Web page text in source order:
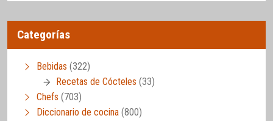
Categorías
Bebidas (322)
Recetas de Cócteles (33)
Chefs (703)
Diccionario de cocina (800)